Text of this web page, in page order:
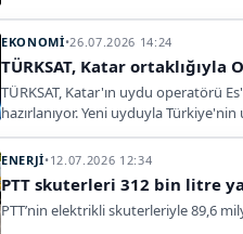
EKONOMİ•26.07.2026 14:24
TÜRKSAT, Katar
TÜRKSAT, Katar'ın uydu operatörü
hazırlanıyor. Yeni uyduyla
ENERJİ•12.07.2026 12:34
PTT skuterleri 312 bin litre
PTT’nin elektrikli skuterleriyle 89,6